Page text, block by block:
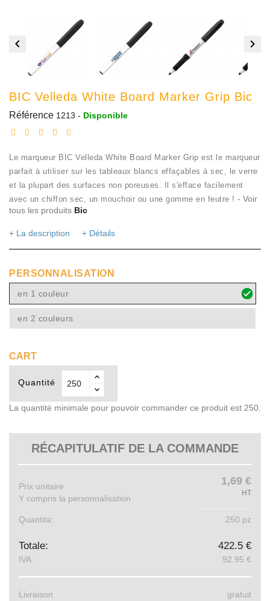
 
BIC Velleda White Board Marker Grip Bic
Référence 1213 - Disponible
Le marqueur BIC Velleda White Board Marker Grip est le marqueur
parfait à utiliser sur les tableaux blancs effaçables à sec, le verre
et la plupart des surfaces non poreuses. Il s'efface facilement
avec un chiffon sec, un mouchoir ou une gomme en feutre ! - Voir
tous les produits Bic
+ La description + Détails
PERSONNALISATION
en 1 couleur
en 2 couleurs
CART
Quantité
La quantité minimale pour pouvoir commander ce produit est 250.
RÉCAPITULATIF DE LA COMMANDE
Prix ​​unitaire
Y compris la personnalisation
1,69 €
HT
Quantita: 250 pz
Totale: 422.5 €
IVA: 92.95 €
Livraison gratuit